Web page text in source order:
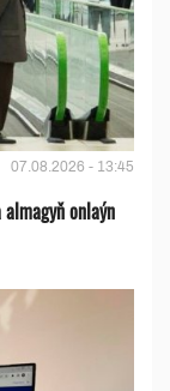
07.08.2026 - 13:45
onlaýn